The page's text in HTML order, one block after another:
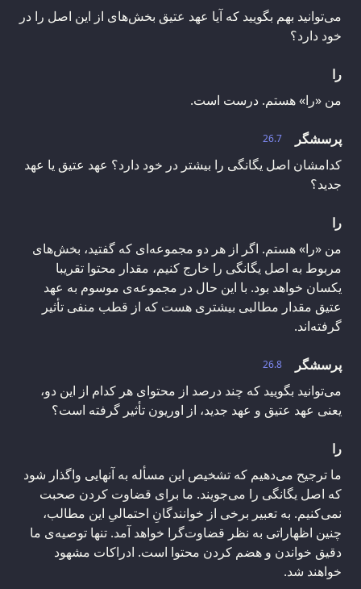
می‌توانید بهم بگویید که آیا عهد عتیق بخش‌های از این اصل را در
خود دارد؟
را
من «را» هستم. درست است.
26.7
پرسشگر
کدامشان اصل یگانگی را بیشتر در خود دارد؟ عهد عتیق یا عهد
جدید؟
را
من «را» هستم. اگر از هر دو مجموعه‌ای که گفتید، بخش‌های
مربوط به اصل یگانگی را خارج کنیم، مقدار محتوا تقریبا
یکسان خواهد بود. با این حال در مجموعه‌ی موسوم به عهد
عتیق مقدار مطالبی بیشتری هست که از قطب منفی تأثیر
گرفته‌اند.
26.8
پرسشگر
می‌توانید بگویید که چند درصد از محتوای هر کدام از این دو،
یعنی عهد عتیق و عهد جدید، از اوریون تأثیر گرفته است؟
را
ما ترجیح می‌دهیم که تشخیص این مسأله به آنهایی واگذار شود
که اصل یگانگی را می‌جویند. ما برای قضاوت کردن صحبت
نمی‌کنیم. به تعبیر برخی از خوانندگانِ احتمالیِ این مطالب،
چنین اظهاراتی به نظر قضاوت‌گرا خواهد آمد. تنها توصیه‌ی ما
دقیق خواندن و هضم کردن محتوا است. ادراکات مشهود
خواهند شد.